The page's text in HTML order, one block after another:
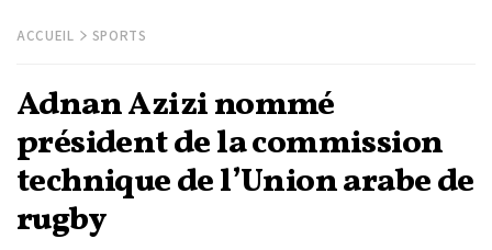
ACCUEIL SPORTS
Adnan Azizi nommé
président de la commission
technique de l’Union arabe de
rugby